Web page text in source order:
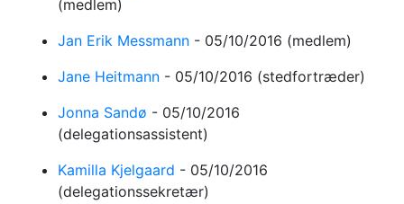
(medlem)
Jan Erik Messmann - 05/10/2016 (medlem)
Jane Heitmann - 05/10/2016 (stedfortræder)
Jonna Sandø - 05/10/2016
(delegationsassistent)
Kamilla Kjelgaard - 05/10/2016
(delegationssekretær)